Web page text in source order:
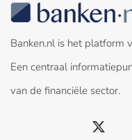
Banken.nl is het platform
Een centraal
van de financiële sector.